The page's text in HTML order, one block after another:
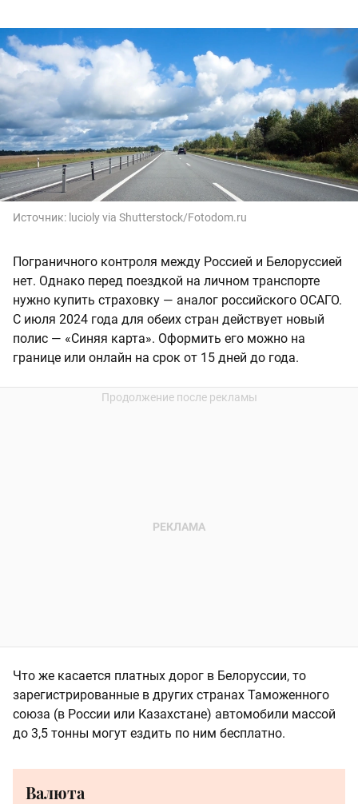
Источник: lucioly via Shutterstock/Fotodom.ru
Пограничного контроля между Россией и Белоруссией
нет. Однако перед поездкой на личном транспорте
нужно купить страховку — аналог российского ОСАГО.
С июля 2024 года для обеих стран действует новый
полис — «Синяя карта». Оформить его можно на
границе или онлайн на срок от 15 дней до года.
Что же касается платных дорог в Белоруссии, то
зарегистрированные в других странах Таможенного
союза (в России или Казахстане) автомобили массой
до 3,5 тонны могут ездить по ним бесплатно.
Валюта